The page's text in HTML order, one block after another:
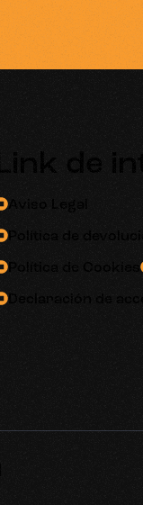
Link de
Aviso Legal
Política de
Política de Cookies
Declaración de